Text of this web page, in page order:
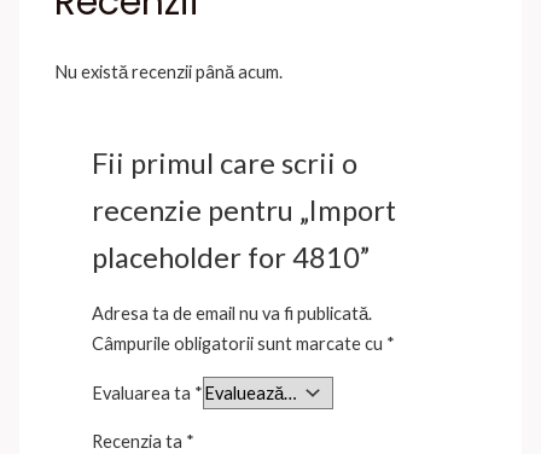
Nu există recenzii până acum.
Fii primul care scrii o
recenzie pentru „Import
placeholder for 4810”
Adresa ta de email nu va fi publicată.
Câmpurile obligatorii sunt marcate cu *
Evaluarea ta *
Recenzia ta *